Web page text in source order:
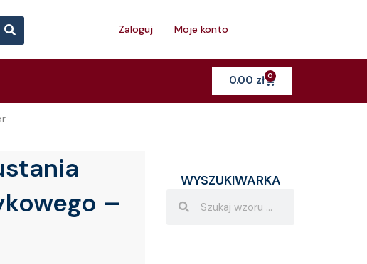
Search
Zaloguj Moje konto
0.00 zł 0Cart
–
WYSZUKIWARKA